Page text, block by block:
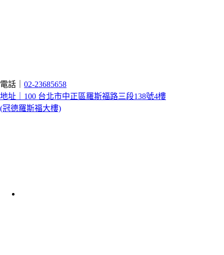
電話｜ 02-23685658
地址｜100 台北市中正區羅斯福路三段138號4樓
(冠德羅斯福大樓)